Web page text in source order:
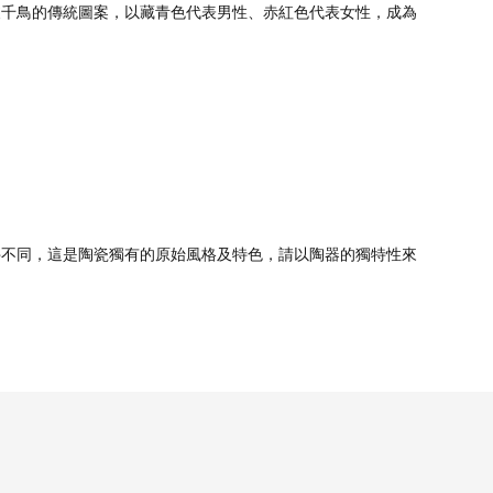
鳥的傳統圖案，以藏青色代表男性、赤紅色代表女性，成為
同，這是陶瓷獨有的原始風格及特色，請以陶器的獨特性來